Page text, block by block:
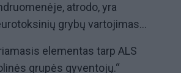
atrodo, yra
grybų vartojimas...
elementas tarp ALS
grupės gyventojų.“